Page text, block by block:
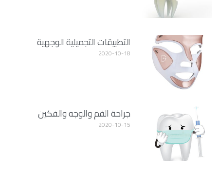
التطبيقات التجميلية الوجهية
2020-10-18
جراحة الفم والوجه والفكين
2020-10-15